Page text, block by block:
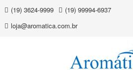
Skip
content
(19) 3624-9999
(19) 99994-6937
loja@aromatica.com.br